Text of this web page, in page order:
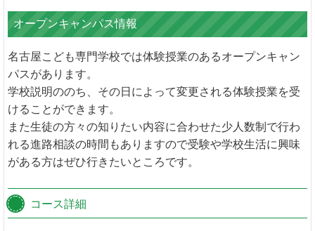
オープンキャンパス情報
名古屋こども専門学校では体験授業のあるオープンキャン
パスがあります。
学校説明ののち、その日によって変更される体験授業を受
けることができます。
また生徒の方々の知りたい内容に合わせた少人数制で行わ
れる進路相談の時間もありますので受験や学校生活に興味
がある方はぜひ行きたいところです。
コース詳細